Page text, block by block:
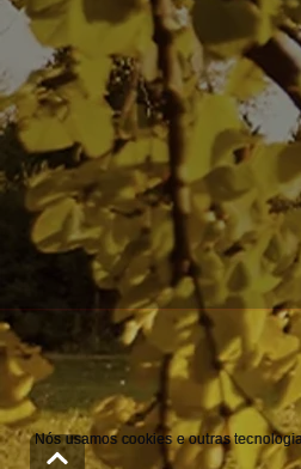
Nós usamos cookies e outras